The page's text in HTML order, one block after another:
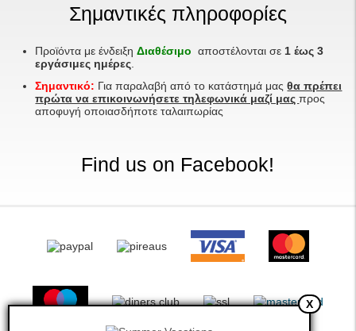
Σημαντικές πληροφορίες
Προϊόντα με ένδειξηΔιαθέσιμο αποστέλονται σε 1 έως 3
εργάσιμες ημέρες
Σημαντικό: Για παραλαβή από το κατάστημά μαςθα πρέπει
πρώτα να επικοινωνήσετε τηλεφωνικά μαζί μαςπρος
αποφυγή οποιασδήποτε ταλαιπωρίας
Find us on Facebook!
X